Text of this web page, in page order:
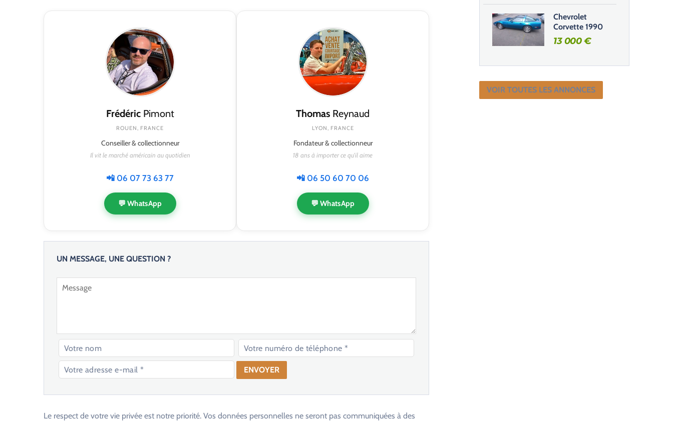
FrédéricPimont
ROUEN, FRANCE
Conseiller & collectionneur
Il vit le marché américain au quotidien
📲 06 07 73 63 77
💬 WhatsApp
Thomas Reynaud
LYON, FRANCE
Fondateur & collectionneur
18 ans à importer ce qu'il aime
📲 06 50 60 70 06
💬 WhatsApp
UN MESSAGE, UNE QUESTION ?
Le respect de votre vie privée est notre priorité. Vos données personnelles ne seront pas communiquées à des
Chevrolet
Corvette 1990
13 000€
VOIR TOUTES LES ANNONCES